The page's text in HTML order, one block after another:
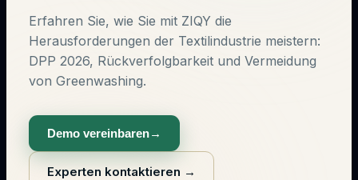
Erfahren Sie, wie Sie mit ZIQY die
Herausforderungen der Textilindustrie meistern:
DPP 2026, Rückverfolgbarkeit und Vermeidung
von Greenwashing.
Demo vereinbaren→
Experten kontaktieren →